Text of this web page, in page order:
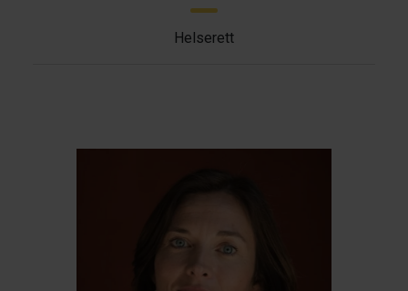
Helserett